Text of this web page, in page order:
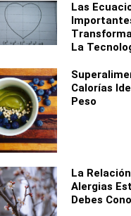
Las
La
Calorías
Peso
La
Alergias
Debes